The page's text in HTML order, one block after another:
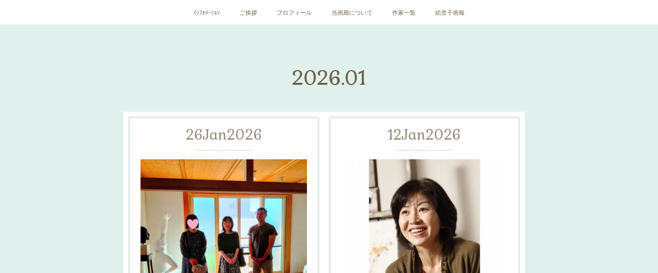
ｲﾝﾌｫﾒｰｼｮﾝ ご挨拶 プロフィール 当画廊について 作家一覧 絵里子画報
2026.01
26Jan2026 12Jan2026